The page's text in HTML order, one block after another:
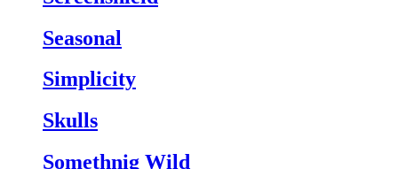
Seasonal
Simplicity
Skulls
Somethnig Wild